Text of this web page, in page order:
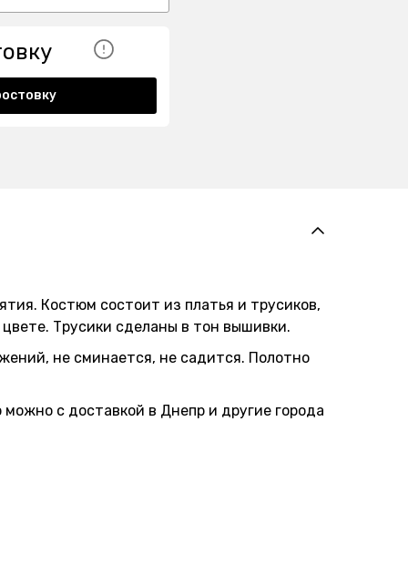
Костюм состоит из платья и трусиков,
Трусики сделаны в тон вышивки.
не сминается, не садится. Полотно
с доставкой в Днепр и другие города